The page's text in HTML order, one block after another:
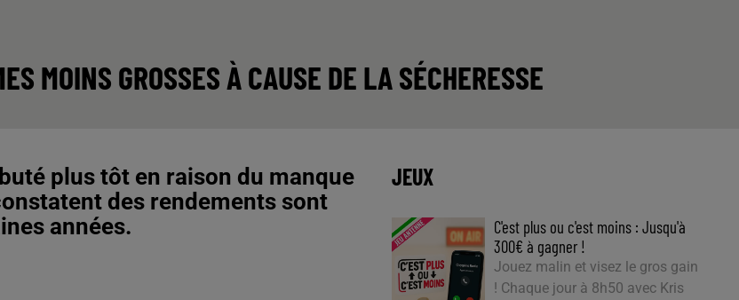
MOINS GROSSES À CAUSE DE LA SÉCHERESSE
plus tôt en raison du manque
des rendements sont
années.
JEUX
C'est plus ou c'est moins : Jusqu'à
300€ à gagner !
Jouez malin et visez le gros gain
! Chaque jour à 8h50 avec Kris